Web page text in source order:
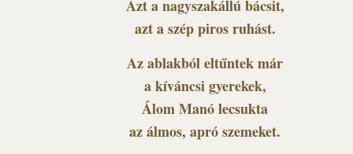
Azt a nagyszakállú bácsit,
azt a szép piros ruhást.
Az ablakból eltűntek már
a kíváncsi gyerekek,
Álom Manó lecsukta
az álmos, apró szemeket.